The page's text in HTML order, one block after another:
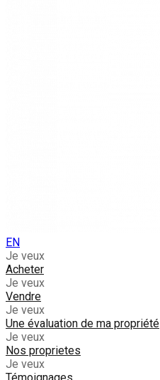
EN
Je veux
Acheter
Je veux
Vendre
Je veux
Une évaluation de ma propriété
Je veux
Nos proprietes
Je veux